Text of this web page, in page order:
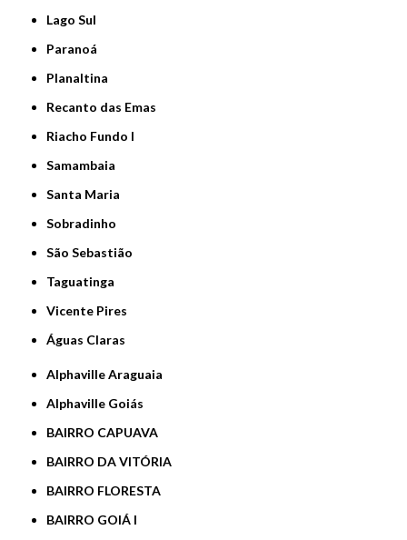
Lago Sul
Paranoá
Planaltina
Recanto das Emas
Riacho Fundo I
Samambaia
Santa Maria
Sobradinho
São Sebastião
Taguatinga
Vicente Pires
Águas Claras
Alphaville Araguaia
Alphaville Goiás
BAIRRO CAPUAVA
BAIRRO DA VITÓRIA
BAIRRO FLORESTA
BAIRRO GOIÁ I